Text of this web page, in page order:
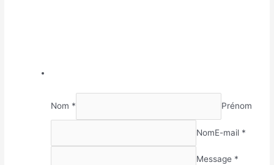
Nom * Prénom
NomE-mail *
Message *